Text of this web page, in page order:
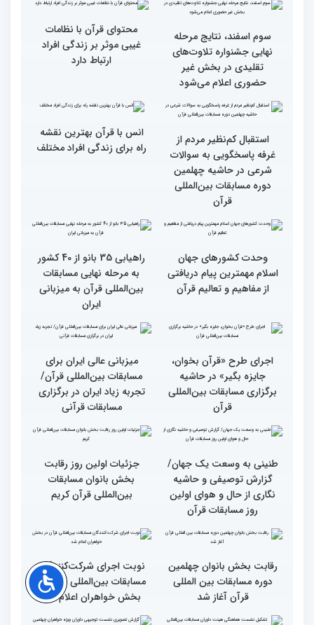
گزارش تصویری اولین روز
رقابت بخش بانوان چهلمین
دوره مسابقات بین المللی
قرآن کریم (بخش دوم)
گزارش تصویری اولین روز
رقابت بخش بانوان چهلمین
قرآن کریم (بخش اول)
سوم اسفند، نتایج مرحله
نهایی جشنواره تلاوت‌های
تقلیدی در بخش غیر
حضوری اعلام می‌شود
محتوای قرآن با نظامات
استقبال کم‌نظیر مردم از
غرفه پاسخگویی به سوالات
شرعی در حاشیه چهلمین
قرآن
انس با قرآن بهترین نقشه
راه برای زندگی افراد مختلف
وحدت کشورهای جهان
اسلام مهمترین پیام دریافتی
از مفاهیم و تعالیم قرآن
راهیابی 35 بانو از 40 کشور
به مرحله نهایی مسابقات
بین‌المللی قرآن به میزبانی
ایران
اجرای طرح «قرآن بخوان،
جایزه بگیر» در حاشیه
برگزاری مسابقات بین‌المللی
قرآن
میزبانی عالی ایران برای
مسابقات بین‌المللی قرآن/
مسابقات قرآنی
طنینی به وسعت یک جهان/
گزارش توصیفی و حاشیه
نگاری از حال و هوای اولین
جزئیات اولین روز رقابت
بخش بانوان مسابقات
بین‌المللی قرآن کریم